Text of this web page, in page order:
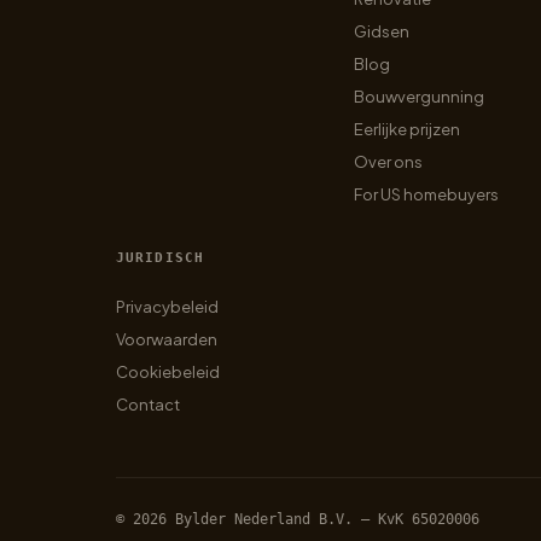
Gidsen
Blog
Bouwvergunning
Eerlijke prijzen
Over ons
For US homebuyers
JURIDISCH
Privacybeleid
Voorwaarden
Cookiebeleid
Contact
© 2026 Bylder Nederland B.V. — KvK 65020006